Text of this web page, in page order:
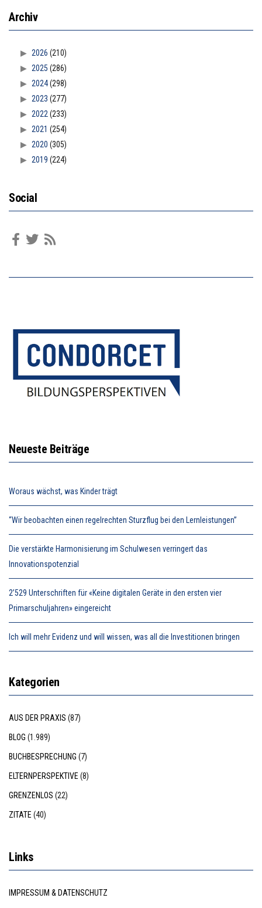
Archiv
2026 (210)
2025 (286)
2024(298)
2023 (277)
2022 (233)
2021 (254)
2020 (305)
2019 (224)
Social
Neueste Beiträge
Woraus wächst, was Kinder trägt
“Wir beobachten einen regelrechten Sturzflug bei den Lernleistungen”
Die verstärkte Harmonisierung im Schulwesen verringert das
Innovationspotenzial
2’529 Unterschriften für «Keine digitalen Geräte in den ersten vier
Primarschuljahren» eingereicht
Ich will mehr Evidenz und will wissen, was all die Investitionen bringen
Kategorien
AUS DER PRAXIS (87)
BLOG (1.989)
BUCHBESPRECHUNG (7)
ELTERNPERSPEKTIVE (8)
GRENZENLOS (22)
ZITATE (40)
Links
IMPRESSUM & DATENSCHUTZ